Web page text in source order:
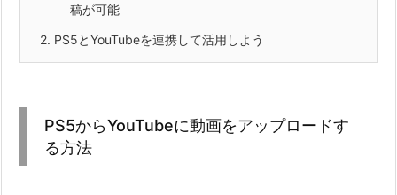
稿が可能
2. PS5とYouTubeを連携して活用しよう
PS5からYouTubeに動画をアップロードす
る方法